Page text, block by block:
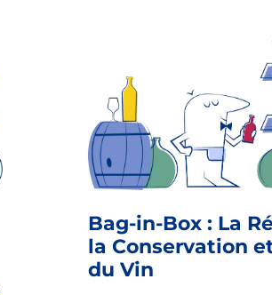
Bag-in-Box : La
la Conservation
du Vin